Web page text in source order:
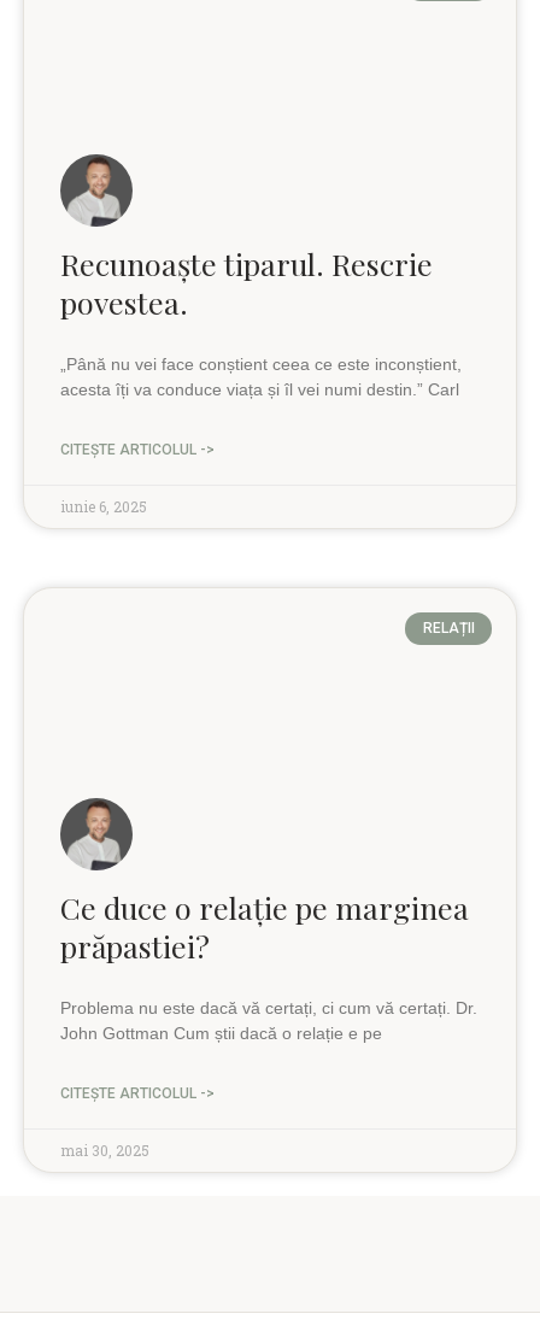
Recunoaște tiparul. Rescrie
povestea.
„Până nu vei face conștient ceea ce este inconștient,
acesta îți va conduce viața și îl vei numi destin.” Carl
CITEȘTE ARTICOLUL ->
iunie 6, 2025
RELAȚII
Ce duce o relație pe marginea
prăpastiei?
Problema nu este dacă vă certați, ci cum vă certați. Dr.
John Gottman Cum știi dacă o relație e pe
CITEȘTE ARTICOLUL ->
mai 30, 2025